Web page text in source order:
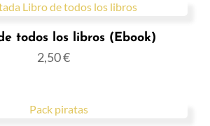
todos los libros (Ebook)
2,50€